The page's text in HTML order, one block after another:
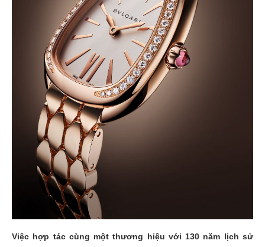
Việc hợp tác cùng một thương hiệu với 130 năm lịch sử